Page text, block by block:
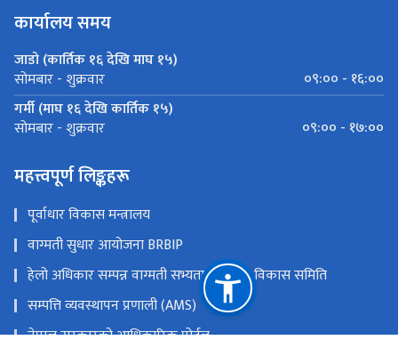
कार्यालय समय
जाडो (कार्तिक १६ देखि माघ १५)
सोमबार - शुक्रवार
०९:०० - १६:००
गर्मी (माघ १६ देखि कार्तिक १५)
सोमबार - शुक्रवार ०९:०० - १७:००
महत्त्वपूर्ण लिङ्कहरू
पूर्वाधार विकास मन्त्रालय
वाग्मती सुधार आयोजना BRBIP
हेलो अधिकार सम्पन्न वाग्मती सभ्यता एकीकृत विकास समिति
सम्पत्ति व्यवस्थापन प्रणाली (AMS)
नेपाल सरकारको आधिकारिक पोर्टल